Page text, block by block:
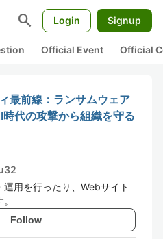
search Login Signup
Official Event Official
最前線：ランサムウェア
代の攻撃から組織を守る
用を行ったり、Webサイト
Follow